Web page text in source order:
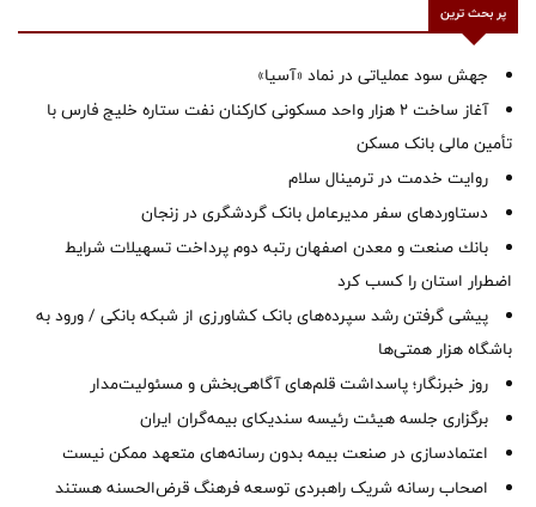
پر بحث ترین
جهش سود عملیاتی در نماد «آسیا»
آغاز ساخت ۲ هزار واحد مسکونی کارکنان نفت ستاره خلیج فارس با
تأمین مالی بانک مسکن
روایت خدمت در ترمینال سلام
دستاوردهای سفر مدیرعامل بانک گردشگری در زنجان
بانك صنعت و معدن اصفهان رتبه دوم پرداخت تسهیلات شرایط
اضطرار استان را كسب كرد
پیشی گرفتن رشد سپرده‌های بانک کشاورزی از شبکه بانکی / ورود به
باشگاه هزار همتی‌ها
روز خبرنگار؛ پاسداشت قلم‌های آگاهی‌بخش و مسئولیت‌مدار
برگزاری جلسه هیئت رئیسه سندیکای بیمه‌گران ایران
اعتمادسازی در صنعت بیمه بدون رسانه‌های متعهد ممکن نیست
اصحاب رسانه شریک راهبردی توسعه فرهنگ قرض‌الحسنه هستند